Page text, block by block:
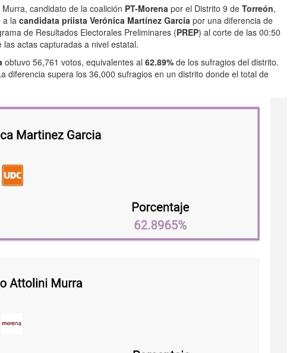
Murra, candidato de la coalición PT-Morena por el Distrito 9 de Torreón,
a la candidata priista Verónica Martínez García por una diferencia de
de Resultados Electorales Preliminares (PREP) al corte de las 00:50
actas capturadas a nivel estatal.
obtuvo 56,761 votos, equivalentes al 62.89% de los sufragios del distrito.
diferencia supera los 36,000 sufragios en un distrito donde el total de